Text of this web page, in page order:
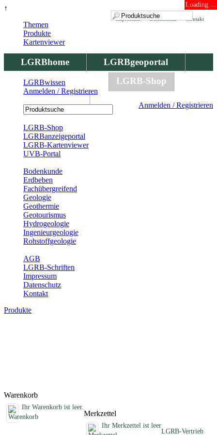
↑ Loading ...
Kontakt
Datenschutz
Impressum
LGRBhome
LGRBgeoportal
LGRBbohrungen
LGRB-Shop
Anmelden / Registrieren
Themen
Produkte
Kartenviewer
LGRBwissen
Anmelden / Registrieren
LGRB-Shop
LGRBanzeigeportal
LGRB-Kartenviewer
UVB-Portal
Bodenkunde
Erdbeben
Fachübergreifend
Geologie
Geothermie
Geotourismus
Hydrogeologie
Ingenieurgeologie
Rohstoffgeologie
AGB
LGRB-Schriften
Impressum
Datenschutz
Kontakt
Produkte
Warenkorb
Ihr Warenkorb ist leer.
Merkzettel
Ihr Merkzettel ist leer
LGRB-Vertrieb